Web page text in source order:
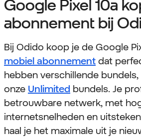
Google Pixel 10a
abonnement bij
Bij Odido koop je de Google
mobiel abonnement dat
hebben verschillende bundels,
onze Unlimited bundels. Je
betrouwbare netwerk, met
internetsnelheden en
haal je het maximale uit je